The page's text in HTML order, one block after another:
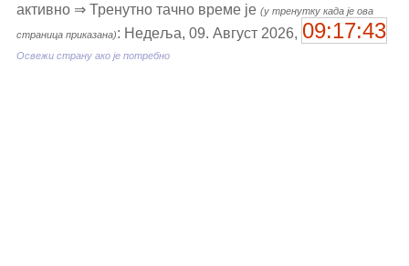
активно ⇒ Тренутно тачно време је (у тренутку када је ова
страница приказана): Недеља, 09. Август 2026, 09:17:43
Освежи страну ако је потребно